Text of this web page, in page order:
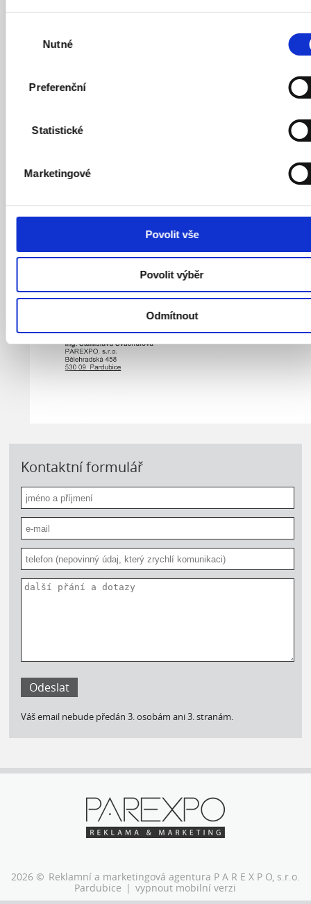
souhlasuNutné
Preferenční
Statistické
Marketingové
Povolit vše
Povolit výběr
Odmítnout
Kontaktní formulář
Odeslat
Váš email nebude předán 3. osobám ani 3. stranám.
2026 © Reklamní a marketingová agentura P A R E X P O, s.r.o.
Pardubice | vypnout mobilní verzi